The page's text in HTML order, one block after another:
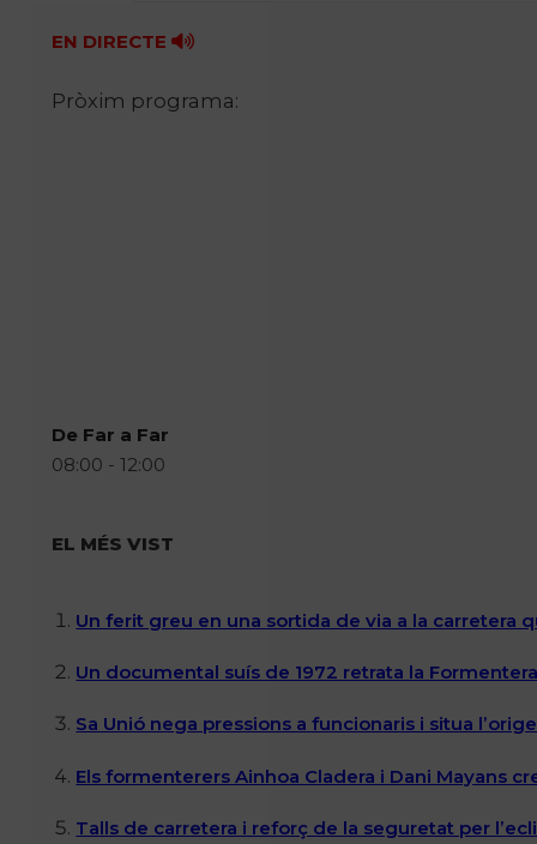
EN DIRECTE
Pròxim programa:
De Far a Far
08:00 - 12:00
EL MÉS VIST
Un ferit greu en una sortida de via a la carretera
Un documental suís de 1972 retrata la
Sa Unió nega pressions a funcionaris i situa
Els formenterers Ainhoa Cladera i Dani Mayans
Talls de carretera i reforç de la seguretat per